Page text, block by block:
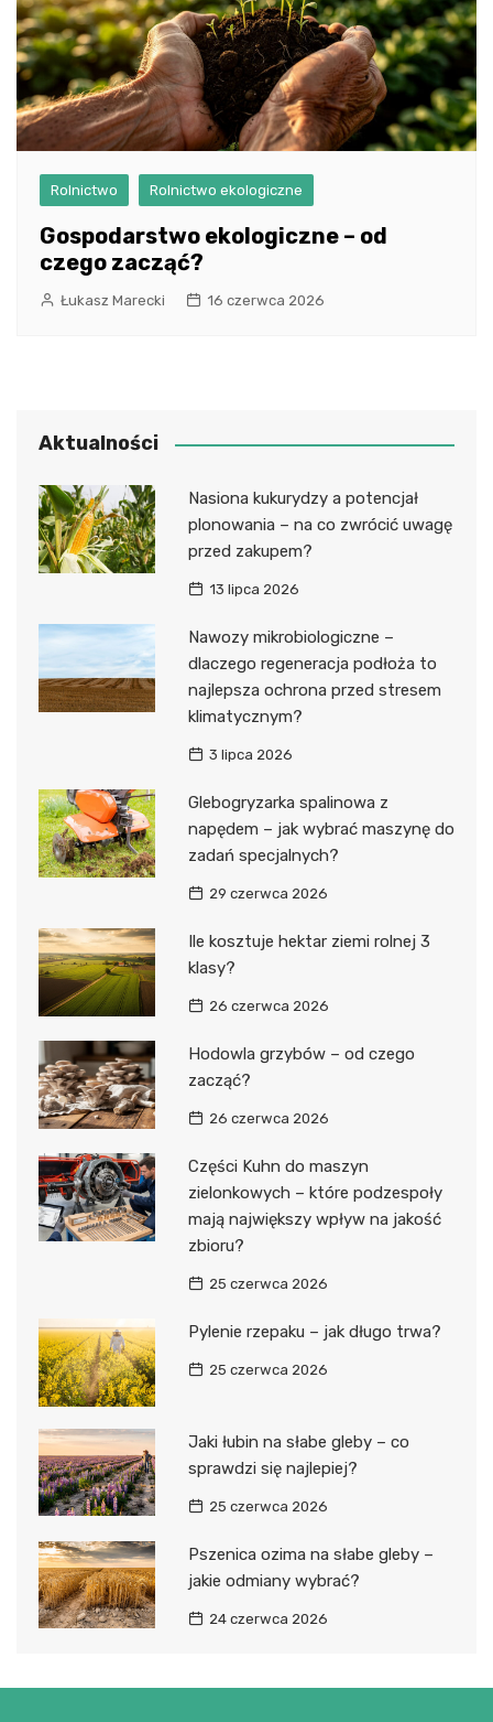
Rolnictwo Rolnictwo ekologiczne
Gospodarstwo ekologiczne – od
czego zacząć?
Łukasz Marecki 16 czerwca 2026
Aktualności
Nasiona kukurydzy a potencjał
plonowania – na co zwrócić uwagę
przed zakupem?
13 lipca 2026
Nawozy mikrobiologiczne –
dlaczego regeneracja podłoża to
najlepsza ochrona przed stresem
klimatycznym?
3 lipca 2026
Glebogryzarka spalinowa z
napędem – jak wybrać maszynę do
zadań specjalnych?
29 czerwca 2026
Ile kosztuje hektar ziemi rolnej 3
klasy?
26 czerwca 2026
Hodowla grzybów – od czego
zacząć?
26 czerwca 2026
Części Kuhn do maszyn
zielonkowych – które podzespoły
mają największy wpływ na jakość
zbioru?
25 czerwca 2026
Pylenie rzepaku – jak długo trwa?
25 czerwca 2026
Jaki łubin na słabe gleby – co
sprawdzi się najlepiej?
25 czerwca 2026
Pszenica ozima na słabe gleby –
jakie odmiany wybrać?
24 czerwca 2026